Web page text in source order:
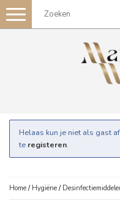
Toggle
navigation
Helaas kun je niet als gast
te registeren.
Home / Hygiëne /